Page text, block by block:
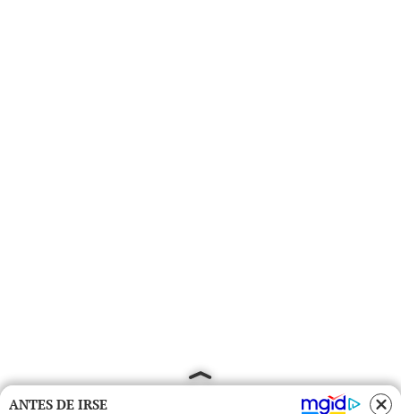
ANTES DE IRSE